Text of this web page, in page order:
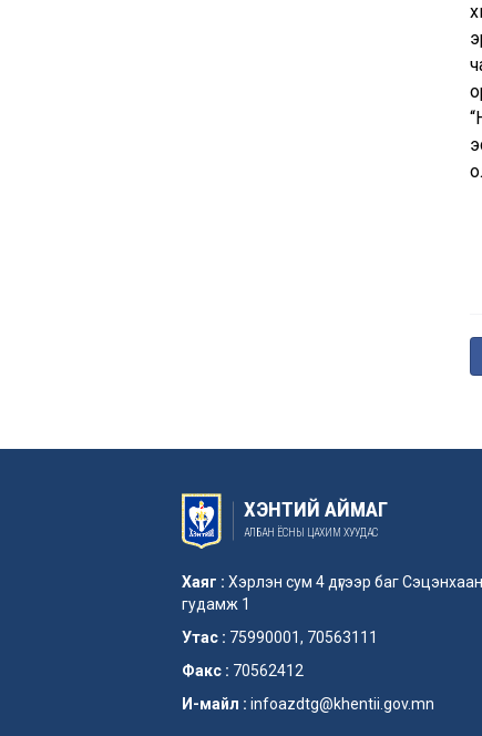
ХЭНТИЙ АЙМАГ
АЛБАН ЁСНЫ ЦАХИМ ХУУДАС
Хаяг : Хэрлэн сум 4 дүгээр баг
гудамж 1
Утас : 75990001, 70563111
Факс : 70562412
И-майл : infoazdtg@khentii.gov.mn